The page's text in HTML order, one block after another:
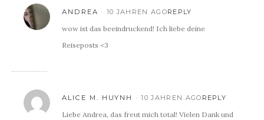
ANDREA 10 JAHREN AGOREPLY
wow ist das beeindruckend! Ich liebe deine
Reiseposts <3
ALICE M. HUYNH 10 JAHREN AGO REPLY
Liebe Andrea, das freut mich total! Vielen Dank und